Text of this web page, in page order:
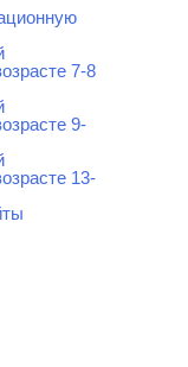
7-8
9-
13-